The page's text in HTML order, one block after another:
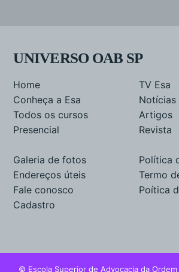
UNIVERSO OAB SP
Home
Conheça a Esa
Todos os cursos
Presencial
TV Esa
Notícias
Artigos
Revista
Galeria de fotos
Endereços úteis
Fale conosco
Cadastro
Política
Termo
Poítica
© Escola Superior de Advocacia da